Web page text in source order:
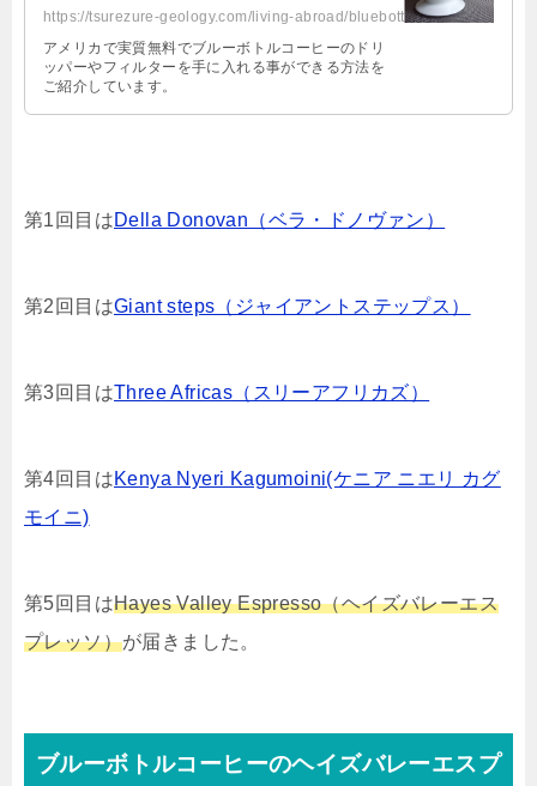
https://tsurezure-geology.com/living-abroad/bluebottlecoffee-dripper/
アメリカで実質無料でブルーボトルコーヒーのドリ
ッパーやフィルターを手に入れる事ができる方法を
ご紹介しています。
第1回目はDella Donovan（ベラ・ドノヴァン）
第2回目はGiant steps（ジャイアントステップス）
第3回目はThree Africas（スリーアフリカズ）
第4回目はKenya Nyeri Kagumoini(ケニア ニエリ カグ
モイニ)
第5回目はHayes Valley Espresso（ヘイズバレーエス
プレッソ）が届きました。
ブルーボトルコーヒーのヘイズバレーエスプ